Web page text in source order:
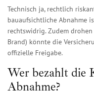
Technisch ja, rechtlich
bauaufsichtliche Abnahme
rechtswidrig. Zudem
Brand) könnte die
offizielle Freigabe.
Wer bezahlt die
Abnahme?